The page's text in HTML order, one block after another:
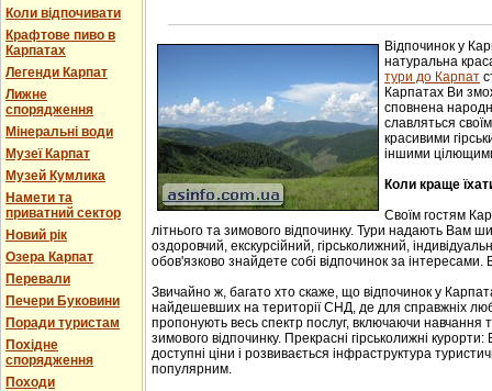
Коли відпочивати
Крафтове пиво в
Карпатах
Легенди Карпат
Лижне
спорядження
Мінеральні води
Музеї Карпат
Музей Кумлика
Намети та
приватний сектор
Новий рік
Озера Карпат
Перевали
Печери Буковини
Поради туристам
Похідне
спорядження
Походи
Лічільник відвідувачів
Відпочинок у
натуральна
тури до Карпат
Карпатах Ви
сповнена
славляться
красивими
іншими
Коли краще
Своїм гостям
літнього та зимового відпочинку. Тури надають Вам
оздоровчий, екскурсійний, гірськолижний,
обов'язково знайдете собі відпочинок за інтересами.
Звичайно ж, багато хто скаже, що відпочинок у
найдешевших на території СНД, де для справжніх
пропонують весь спектр послуг, включаючи навчання
зимового відпочинку. Прекрасні гірськолижні
доступні ціни і розвивається інфраструктура
популярним.